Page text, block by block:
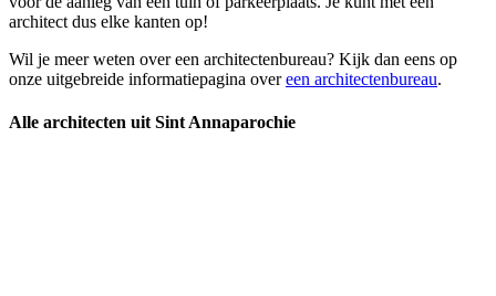
architect dus elke kanten op!
Wil je meer weten over een architectenbureau? Kijk dan eens op
onze uitgebreide informatiepagina overeen architectenbureau.
Alle architecten uit Sint Annaparochie